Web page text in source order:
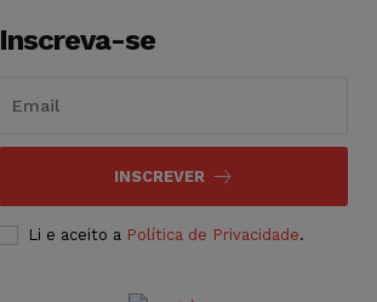
Inscreva-se
INSCREVER
Li e aceito a Política de Privacidade.